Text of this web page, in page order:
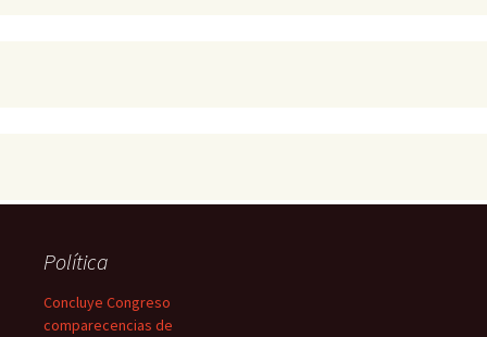
Política
Concluye Congreso
comparecencias de